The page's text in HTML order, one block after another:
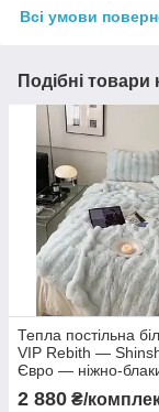
Всі умови
Подібні товари
Тепла постільна
VIP Rebith —
Євро — ніжно-
2 880 ₴/